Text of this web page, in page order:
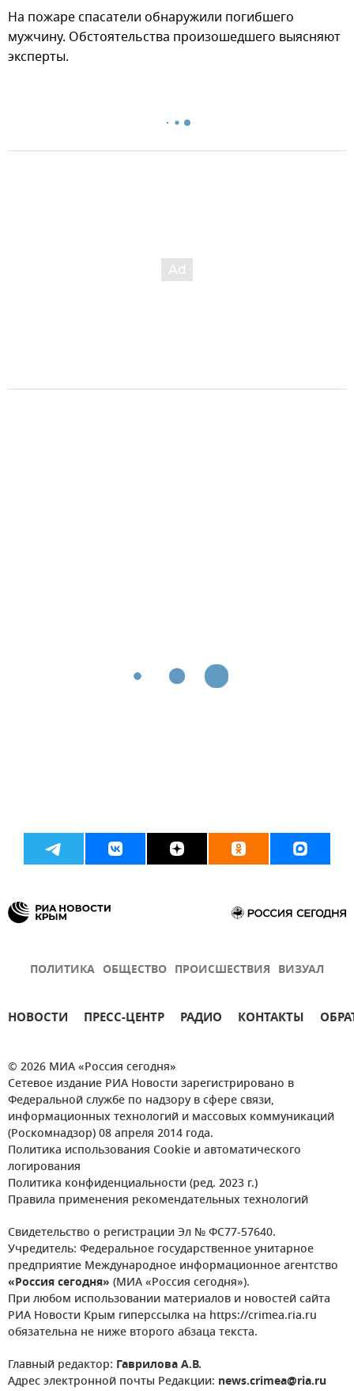
На пожаре спасатели обнаружили погибшего
мужчину. Обстоятельства произошедшего выясняют
эксперты.
ПОЛИТИКА ОБЩЕСТВО ПРОИСШЕСТВИЯ ВИЗУАЛ
НОВОСТИ ПРЕСС-ЦЕНТР РАДИО КОНТАКТЫ
© 2026 МИА «Россия сегодня»
Сетевое издание РИА Новости зарегистрировано в
Федеральной службе по надзору в сфере связи,
информационных технологий и массовых коммуникаций
(Роскомнадзор) 08 апреля 2014 года.
Политика использования Cookie и автоматического
логирования
Политика конфиденциальности (ред. 2023 г.)
Правила применения рекомендательных технологий
Свидетельство о регистрации Эл № ФС77-57640.
Учредитель: Федеральное государственное унитарное
предприятие Международное информационное агентство
«Россия сегодня» (МИА «Россия сегодня»).
При любом использовании материалов и новостей сайта
РИА Новости Крым гиперссылка на https://crimea.ria.ru
обязательна не ниже второго абзаца текста.
Главный редактор: Гаврилова А.В.
Адрес электронной почты Редакции: news.crimea@ria.ru